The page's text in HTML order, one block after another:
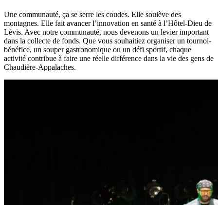
Une communauté, ça se serre les coudes. Elle soulève des
montagnes. Elle fait avancer l’innovation en santé à l’Hôtel-Dieu de
Lévis. Avec notre communauté, nous devenons un levier important
dans la collecte de fonds. Que vous souhaitiez organiser un tournoi-
bénéfice, un souper gastronomique ou un défi sportif, chaque
activité contribue à faire une réelle différence dans la vie des gens de
Chaudière-Appalaches.